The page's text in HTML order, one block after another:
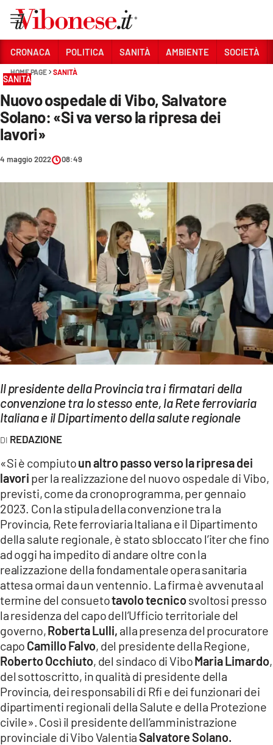
Sezioni
CRONACA
POLITICA
CULTURA
ECONOMIA E LAVORO
EVENTI
SPORT
Streaming
LAC TV
LAC NETWORK
LAC ONAIR
Network
LACPLAY.IT
LACTV.IT
LACONAIR.IT
LACITYMAG.IT
ILREGGINO.IT
COSENZACHANNEL.IT
ILVIBONESE.IT
CATANZAROCHANNEL.IT
LACAPITALENEWS.IT
App
CRONACA POLITICA SANITÀ AMBIENTE SOCIETÀ
HOME PAGE SANITÀ
SANITÀ
Nuovo ospedale di Vibo, Salvatore
Solano: «Si va verso la ripresa dei
lavori»
4 maggio 2022 08:49
Il presidente della Provincia tra i firmatari della
convenzione tra lo stesso ente, la Rete ferroviaria
Italiana e il Dipartimento della salute regionale
REDAZIONE
«Si è compiutoun altro passo verso la ripresa dei
lavori per la realizzazione del nuovo ospedale di Vibo,
previsti, come da cronoprogramma, per gennaio
2023. Con la stipula della convenzione tra la
Provincia, Rete ferroviaria Italiana e il Dipartimento
della salute regionale, è stato sbloccato l’iter che fino
ad oggi ha impedito di andare oltre con la
realizzazione della fondamentale opera sanitaria
attesa ormai da un ventennio. La firma è avvenuta al
termine del consuetotavolo tecnicosvoltosi presso
la residenza del capo dell’Ufficio territoriale del
governo,Roberta Lulli, alla presenza del procuratore
capo Camillo Falvo, del presidente della Regione,
Roberto Occhiuto, del sindaco di ViboMaria Limardo,
del sottoscritto, in qualità di presidente della
Provincia, dei responsabili di Rfi e dei funzionari dei
dipartimenti regionali della Salute e della Protezione
civile». Così il presidente dell’amministrazione
provinciale di Vibo ValentiaSalvatore Solano.